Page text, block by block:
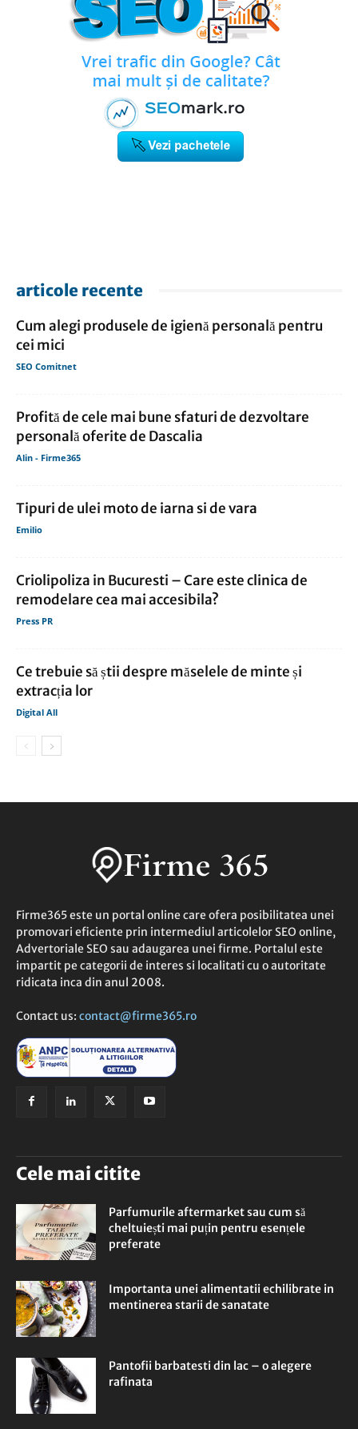
articole recente
Cum alegi produsele de igienă personală pentru
cei mici
SEO Comitnet
Profită de cele mai bune sfaturi de dezvoltare
personală oferite de Dascalia
Alin - Firme365
Tipuri de ulei moto de iarna si de vara
Emilio
Criolipoliza in Bucuresti – Care este clinica de
remodelare cea mai accesibila?
Press PR
Ce trebuie să știi despre măselele de minte și
extracția lor
Digital All
Firme365 este un portal online care ofera posibilitatea unei
promovari eficiente prin intermediul articolelor SEO online,
Advertoriale SEO sau adaugarea unei firme. Portalul este
impartit pe categorii de interes si localitati cu o autoritate
ridicata inca din anul 2008.
Contact us: contact@firme365.ro
Cele mai citite
Parfumurile aftermarket sau cum să
cheltuiești mai puțin pentru esențele
preferate
Importanta unei alimentatii echilibrate in
mentinerea starii de sanatate
Pantofii barbatesti din lac – o alegere
rafinata